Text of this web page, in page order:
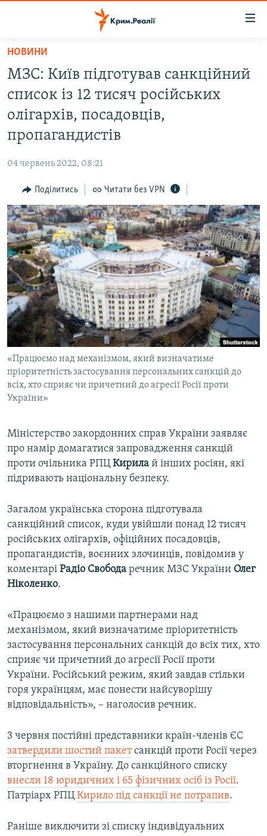
Перейти
основного
матеріалу
Перейти
до
основної
Перейти
пошуку
ВІДЕО ТА ФОТО
ПОГЛЯД
ІНТЕРВ'Ю
ВСЕ ЗА ДЕНЬ
СПЕЦПРОЕКТИ
ДЕПОРТАЦІЯ
ВІДЕОУРОКИ «ELIFBE»
СВІДЧЕННЯ ОКУПАЦІЇ
УКРАЇНСЬКА ПРОБЛЕМА КРИМУ
ІНФОГРАФІКА
ЯК ОБІЙТИ БЛОКУВАННЯ
Русский
Qırımtatar
ДОЛУЧАЙСЯ!
Усі сайти RFE/RL
НОВИНИ
МЗС: Київ підготував санкційний
список із 12 тисяч російських
олігархів, посадовців,
пропагандистів
04 червень 2022, 08:21
Поділитись Читати без VPN
«Працюємо над механізмом, який визначатиме
пріоритетність застосування персональних санкцій до
всіх, хто сприяє чи причетний до агресії Росії проти
України»
Міністерство закордонних справ України заявляє
про намір домагатися запровадження санкцій
проти очільника РПЦКирила й інших росіян, які
підривають національну безпеку.
Загалом українська сторона підготувала
санкційний список, куди увійшли понад 12 тисяч
російських олігархів, офіційних посадовців,
пропагандистів, воєнних злочинців, повідомив у
коментарі Радіо Свобода речник МЗС України Олег
Ніколенко.
«Працюємо з нашими партнерами над
механізмом, який визначатиме пріоритетність
застосування персональних санкцій до всіх тих, хто
сприяє чи причетний до агресії Росії проти
України. Російський режим, який завдав стільки
горя українцям, має понести найсуворішу
відповідальність», – наголосив речник.
3 червня постійні представники країн-членів ЄС
затвердили шостий пакетсанкцій проти Росії через
вторгнення в Україну. До санкційного списку
внесли 18 юридичних і 65 фізичних осіб із Росії.
Патріарх РПЦКирило під санкції не потрапив.
Раніше виключити зі списку індивідуальних